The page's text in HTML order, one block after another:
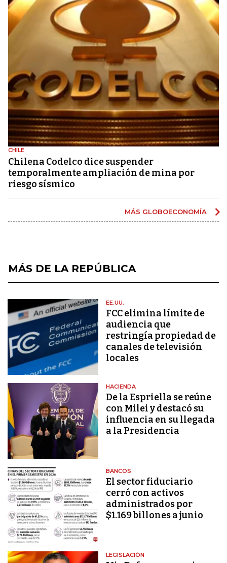
CHILE
Chilena Codelco dice suspender
temporalmente ampliación de mina por
riesgo sísmico
MÁS GLOBOECONOMÍA
MÁS DE LA REPÚBLICA
EE.UU.
FCC elimina límite de
audiencia que
restringía propiedad de
canales de televisión
locales
HACIENDA
De la Espriella se reúne
con Milei y destacó su
influencia en su llegada
a la Presidencia
BANCOS
El sector fiduciario
cerró con activos
administrados por
$1.169 billones a junio
LEGISLACIÓN